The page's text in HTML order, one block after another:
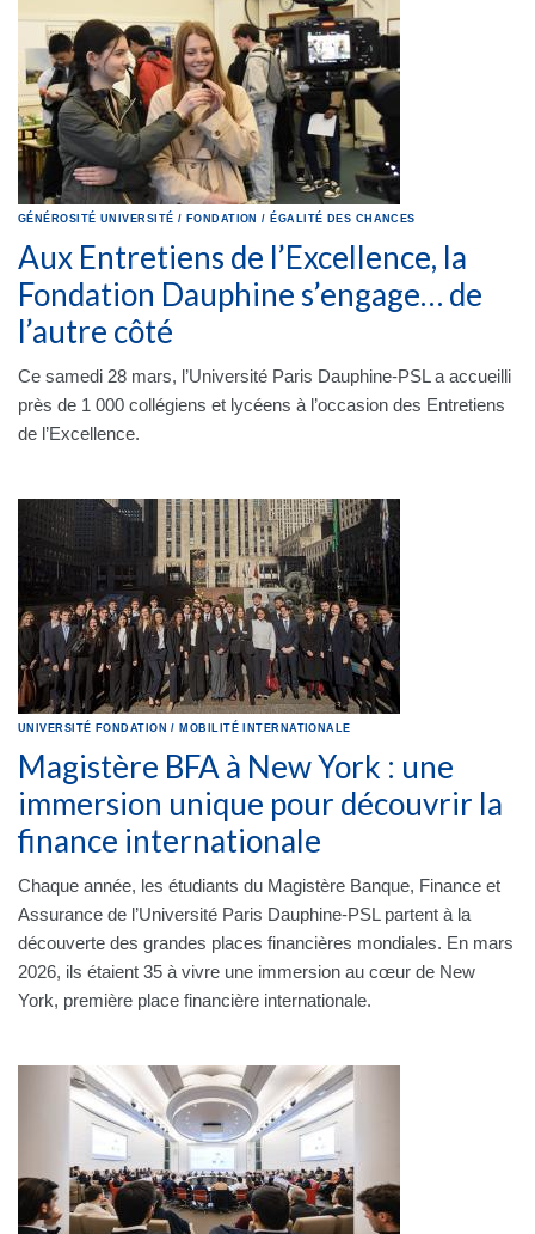
GÉNÉROSITÉ UNIVERSITÉ / FONDATION / ÉGALITÉ DES CHANCES
Aux Entretiens de l’Excellence, la
Fondation Dauphine s’engage… de
l’autre côté
Ce samedi 28 mars, l’Université Paris Dauphine-PSL a accueilli
près de 1 000 collégiens et lycéens à l’occasion des Entretiens
de l’Excellence.
UNIVERSITÉ FONDATION / MOBILITÉ INTERNATIONALE
Magistère BFA à New York : une
immersion unique pour découvrir la
finance internationale
Chaque année, les étudiants du Magistère Banque, Finance et
Assurance de l’Université Paris Dauphine-PSL partent à la
découverte des grandes places financières mondiales. En mars
2026, ils étaient 35 à vivre une immersion au cœur de New
York, première place financière internationale.